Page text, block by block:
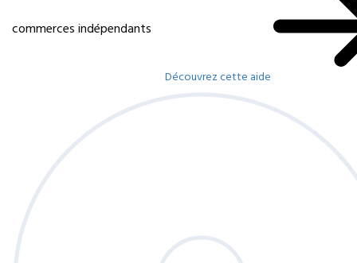
commerces indépendants
Découvrez cette aide